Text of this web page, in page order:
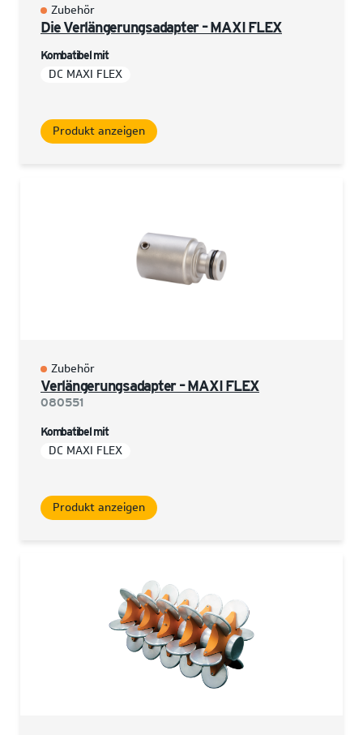
Zubehör
Die Verlängerungsadapter – MAXI FLEX
Kombatibel mit
DC MAXI FLEX
Produkt anzeigen
Zubehör
Verlängerungsadapter – MAXI FLEX
080551
Kombatibel mit
DC MAXI FLEX
Produkt anzeigen